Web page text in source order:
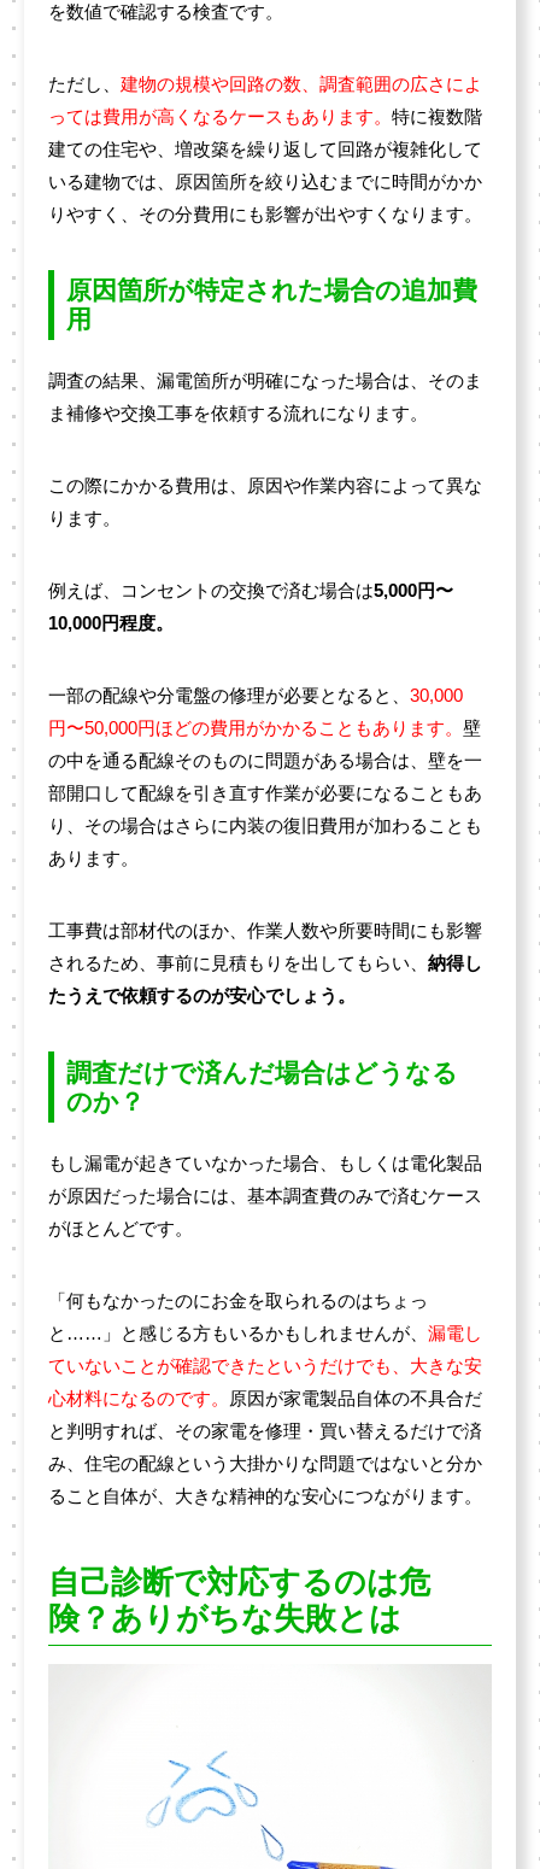
を数値で確認する検査です。
ただし、 建物の規模や回路の数、調査範囲の広さによ
っては費用が高くなるケースもあります。 特に複数階
建ての住宅や、増改築を繰り返して回路が複雑化して
いる建物では、原因箇所を絞り込むまでに時間がかか
りやすく、その分費用にも影響が出やすくなります。
原因箇所が特定された場合の追加費
用
調査の結果、漏電箇所が明確になった場合は、そのま
ま補修や交換工事を依頼する流れになります。
この際にかかる費用は、原因や作業内容によって異な
ります。
例えば、コンセントの交換で済む場合は5,000円〜
10,000円程度。
一部の配線や分電盤の修理が必要となると、 30,000
円〜50,000円ほどの費用がかかることもあります。 壁
の中を通る配線そのものに問題がある場合は、壁を一
部開口して配線を引き直す作業が必要になることもあ
り、その場合はさらに内装の復旧費用が加わることも
あります。
工事費は部材代のほか、作業人数や所要時間にも影響
されるため、事前に見積もりを出してもらい、 納得し
たうえで依頼するのが安心でしょう。
調査だけで済んだ場合はどうなる
のか？
もし漏電が起きていなかった場合、もしくは電化製品
が原因だった場合には、基本調査費のみで済むケース
がほとんどです。
「何もなかったのにお金を取られるのはちょっ
と……」と感じる方もいるかもしれませんが、 漏電し
ていないことが確認できたというだけでも、大きな安
心材料になるのです。
原因が家電製品自体の不具合だ
と判明すれば、その家電を修理・買い替えるだけで済
み、住宅の配線という大掛かりな問題ではないと分か
ること自体が、大きな精神的な安心につながります。
自己診断で対応するのは危
険？ありがちな失敗とは